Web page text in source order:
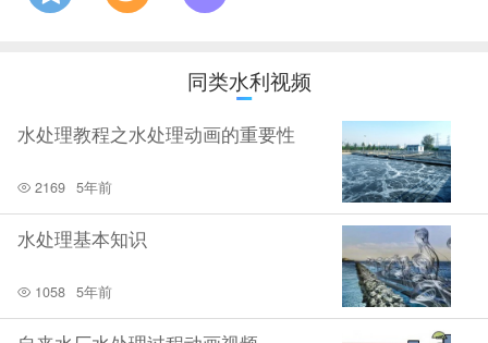
同类水利视频
水处理教程之水处理动画的重要性
2169 5年前
水处理基本知识
1058 5年前